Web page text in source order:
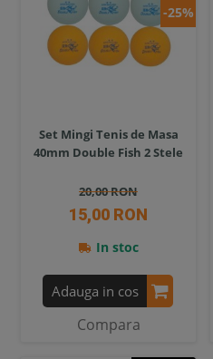
-25%
Set Mingi Tenis de Masa
40mm Double Fish 2 Stele
20,00 RON
15,00 RON
In stoc
Adauga in cos
Compara